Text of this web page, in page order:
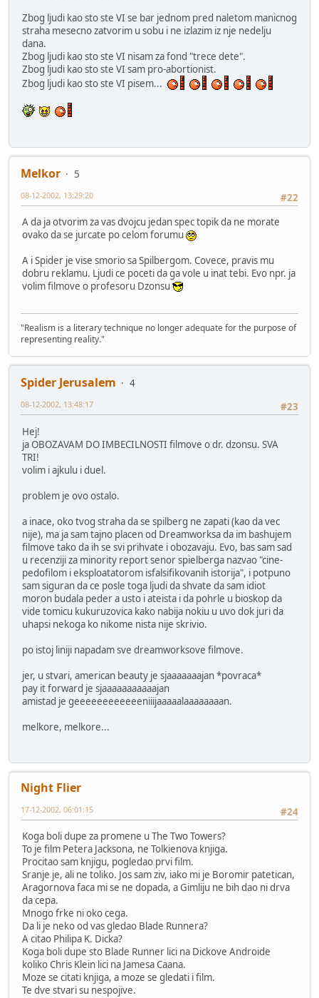
Zbog ljudi kao sto ste VI se bar jednom pred naletom manicnog
straha mesecno zatvorim u sobu i ne izlazim iz nje nedelju
dana.
Zbog ljudi kao sto ste VI nisam za fond "trece dete".
Zbog ljudi kao sto ste VI sam pro-abortionist.
Zbog ljudi kao sto ste VI pisem...
Melkor
5
#22
08-12-2002, 13:29:20
A da ja otvorim za vas dvojcu jedan spec topik da ne morate
ovako da se jurcate po celom forumu
A i Spider je vise smorio sa Spilbergom. Covece, pravis mu
dobru reklamu. Ljudi ce poceti da ga vole u inat tebi. Evo npr. ja
volim filmove o profesoru Dzonsu
"Realism is a literary technique no longer adequate for the purpose of
representing reality."
Spider Jerusalem
4
#23
08-12-2002, 13:48:17
Hej!
ja OBOZAVAM DO IMBECILNOSTI filmove o dr. dzonsu. SVA
TRI!
volim i ajkulu i duel.
problem je ovo ostalo.
a inace, oko tvog straha da se spilberg ne zapati (kao da vec
nije), ma ja sam tajno placen od Dreamworksa da im bashujem
filmove tako da ih se svi prihvate i obozavaju. Evo, bas sam sad
u recenziji za minority report senor spielberga nazvao "cine-
pedofilom i eksploatatorom isfalsifikovanih istorija", i potpuno
sam siguran da ce posle toga ljudi da shvate da sam idiot
moron budala peder a usto i ateista i da pohrle u bioskop da
vide tomicu kukuruzovica kako nabija nokiu u uvo dok juri da
uhapsi nekoga ko nikome nista nije skrivio.
po istoj liniji napadam sve dreamworksove filmove.
jer, u stvari, american beauty je sjaaaaaaajan *povraca*
pay it forward je sjaaaaaaaaaaajan
amistad je geeeeeeeeeeeeniiijaaaaalaaaaaaaan.
melkore, melkore...
Night Flier
#24
17-12-2002, 06:01:15
Koga boli dupe za promene u The Two Towers?
To je film Petera Jacksona, ne Tolkienova knjiga.
Procitao sam knjigu, pogledao prvi film.
Sranje je, ali ne toliko. Jos sam ziv, iako mi je Boromir patetican,
Aragornova faca mi se ne dopada, a Gimliju ne bih dao ni drva
da cepa.
Mnogo frke ni oko cega.
Da li je neko od vas gledao Blade Runnera?
A citao Philipa K. Dicka?
Koga boli dupe sto Blade Runner lici na Dickove Androide
koliko Chris Klein lici na Jamesa Caana.
Moze se citati knjiga, a moze se gledati i film.
Te dve stvari su nespojive.